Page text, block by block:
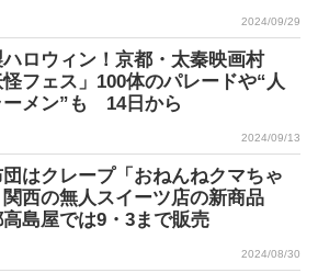
2024/09/29
ロウィン！京都・太秦映画村
怪フェス」100体のパレードや“人
ーメン”も 14日から
2024/09/13
団はクレープ「おねんねクマちゃ
関西の無人スイーツ店の新商品
島屋では9・3まで販売
2024/08/30